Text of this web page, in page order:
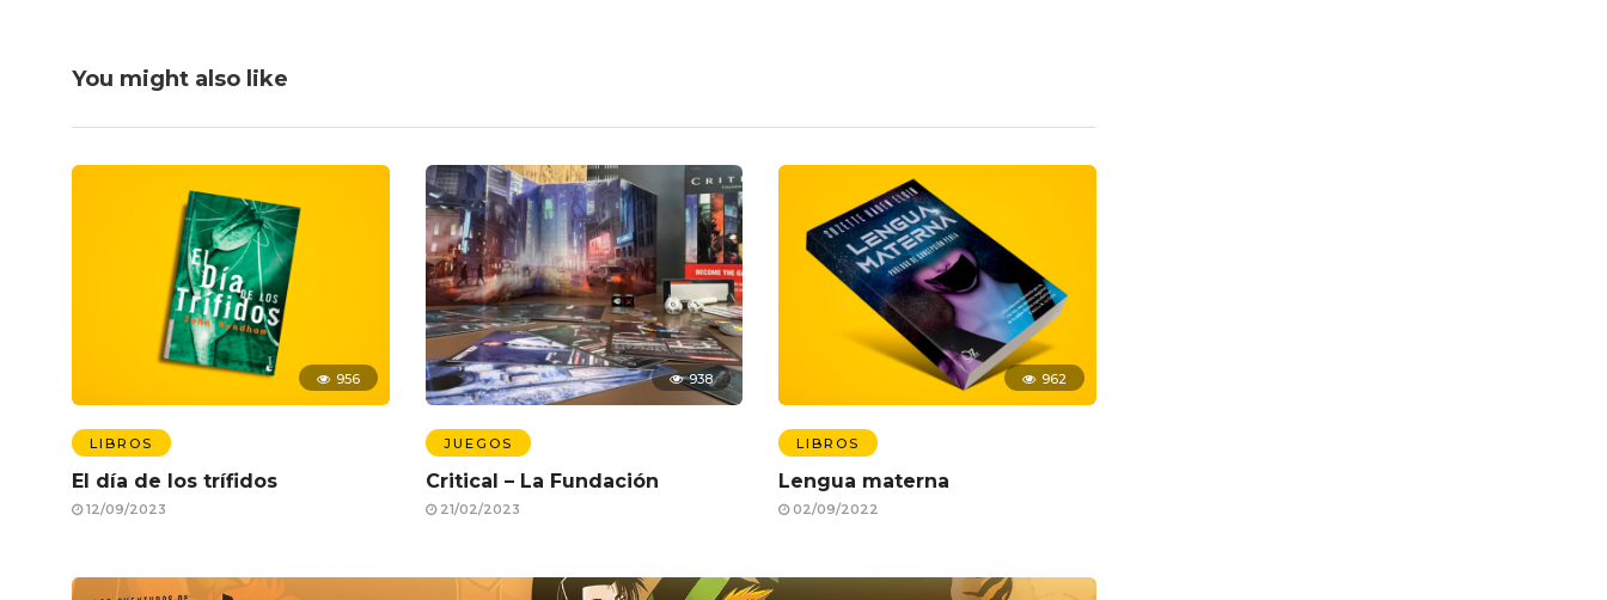
You might also like
956
LIBROS
El día de los trífidos
12/09/2023
938
JUEGOS
Critical – La Fundación
21/02/2023
962
LIBROS
Lengua materna
02/09/2022